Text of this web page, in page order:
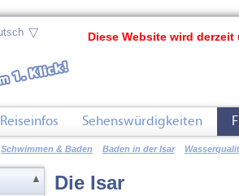
Die Isar
▲
Diese Website wird
▽
Schwimmen & Baden Baden in der Isar
Reiseinfos Sehenswürdigkeiten